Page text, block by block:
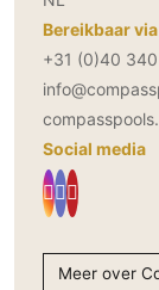
Bereikbaar via
+31 (0)40
Social media
Meer over